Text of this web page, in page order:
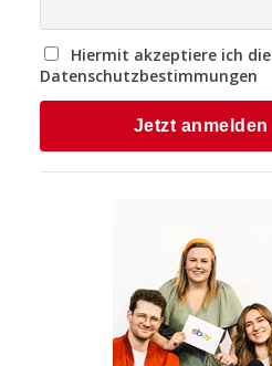
Hiermit akzeptiere ich die
Datenschutzbestimmungen